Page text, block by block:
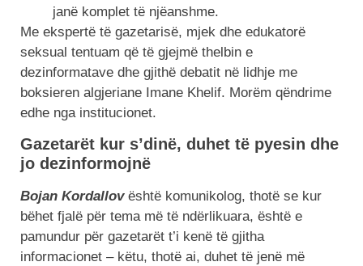
janë komplet të njëanshme.
Me ekspertë të gazetarisë, mjek dhe edukatorë
seksual tentuam që të gjejmë thelbin e
dezinformatave dhe gjithë debatit në lidhje me
boksieren algjeriane Imane Khelif. Morëm qëndrime
edhe nga institucionet.
Gazetarët kur s’dinë, duhet të pyesin dhe
jo dezinformojnë
Bojan Kordallovështë komunikolog, thotë se kur
bëhet fjalë për tema më të ndërlikuara, është e
pamundur për gazetarët t’i kenë të gjitha
informacionet – këtu, thotë ai, duhet të jenë më